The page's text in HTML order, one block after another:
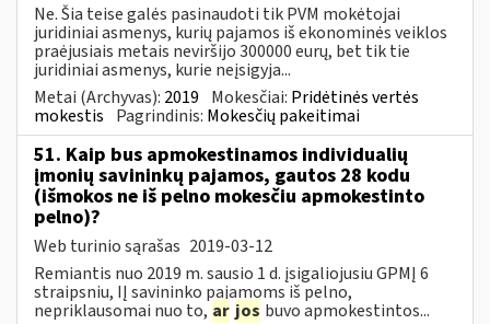
Ne. Šia teise galės pasinaudoti tik PVM mokėtojai
juridiniai asmenys, kurių pajamos iš ekonominės veiklos
praėjusiais metais neviršijo 300000 eurų, bet tik tie
juridiniai asmenys, kurie neįsigyja...
Metai (Archyvas): 2019 Mokesčiai: Pridėtinės vertės
mokestis Pagrindinis: Mokesčių pakeitimai
51. Kaip bus apmokestinamos individualių
įmonių savininkų pajamos, gautos 28 kodu
(išmokos ne iš pelno mokesčiu apmokestinto
pelno)?
Web turinio sąrašas 2019-03-12
Remiantis nuo 2019 m. sausio 1 d. įsigaliojusiu GPMĮ 6
straipsniu, IĮ savininko pajamoms iš pelno,
nepriklausomai nuo to, ar jos buvo apmokestintos...